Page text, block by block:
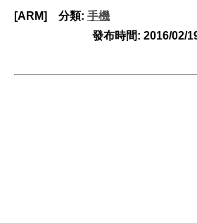
[ARM] 分類: 手機
發布時間: 2016/02/